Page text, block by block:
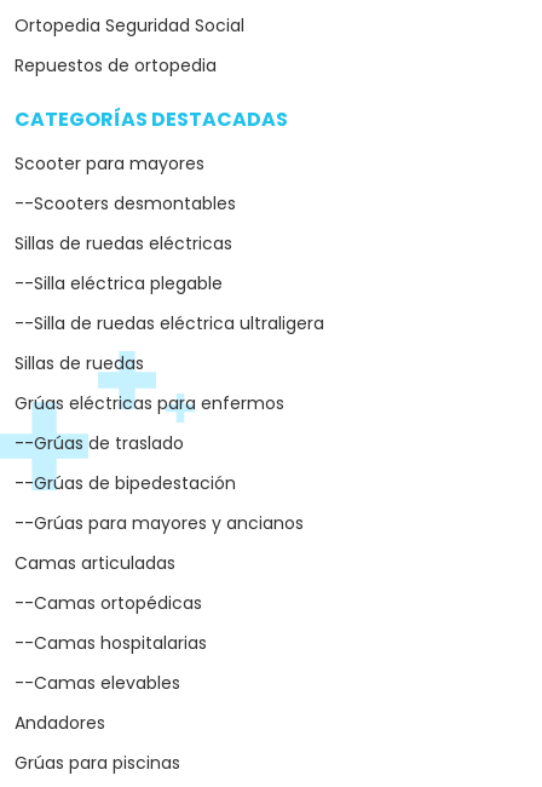
Ortopedia Seguridad Social
Repuestos de ortopedia
CATEGORÍAS DESTACADAS
Scooter para mayores
--Scooters desmontables
Sillas de ruedas eléctricas
--Silla eléctrica plegable
--Silla de ruedas eléctrica ultraligera
Sillas de ruedas
Grúas eléctricas para enfermos
--Grúas de traslado
--Grúas de bipedestación
--Grúas para mayores y ancianos
Camas articuladas
--Camas ortopédicas
--Camas hospitalarias
--Camas elevables
Andadores
Grúas para piscinas